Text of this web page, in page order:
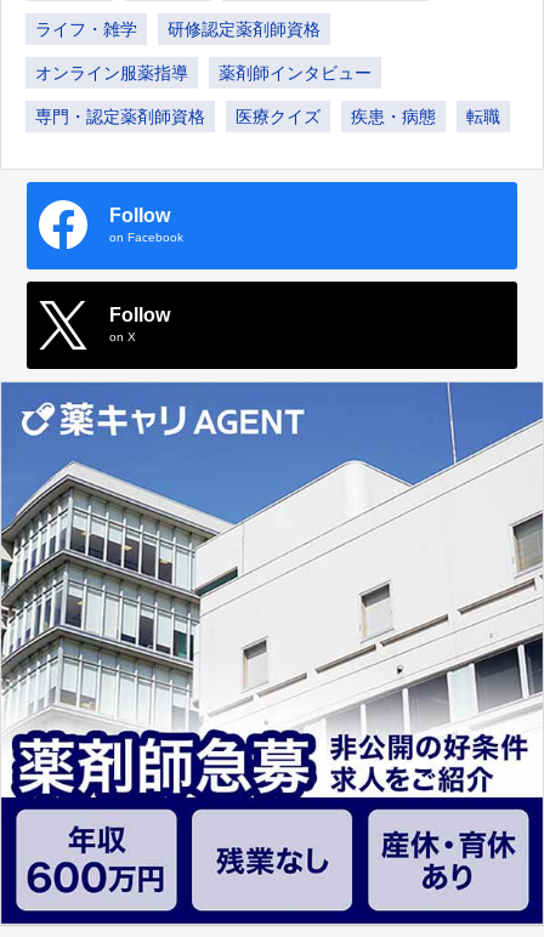
ライフ・雑学 研修認定薬剤師資格
オンライン服薬指導 薬剤師インタビュー
専門・認定薬剤師資格 医療クイズ 疾患・病態 転職
Follow
on Facebook
Follow
on X